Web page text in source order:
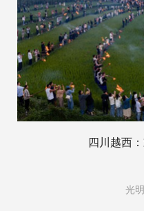
四川越西
光